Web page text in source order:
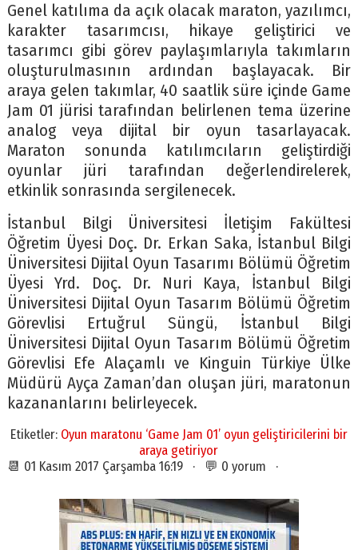
Genel katılıma da açık olacak maraton, yazılımcı,
karakter tasarımcısı, hikaye geliştirici ve
tasarımcı gibi görev paylaşımlarıyla takımların
oluşturulmasının ardından başlayacak. Bir
araya gelen takımlar, 40 saatlik süre içinde Game
Jam 01 jürisi tarafından belirlenen tema üzerine
analog veya dijital bir oyun tasarlayacak.
Maraton sonunda katılımcıların geliştirdiği
oyunlar jüri tarafından değerlendirelerek,
etkinlik sonrasında sergilenecek.
İstanbul Bilgi Üniversitesi İletişim Fakültesi
Öğretim Üyesi Doç. Dr. Erkan Saka, İstanbul Bilgi
Üniversitesi Dijital Oyun Tasarımı Bölümü Öğretim
Üyesi Yrd. Doç. Dr. Nuri Kaya, İstanbul Bilgi
Üniversitesi Dijital Oyun Tasarım Bölümü Öğretim
Görevlisi Ertuğrul Süngü, İstanbul Bilgi
Üniversitesi Dijital Oyun Tasarım Bölümü Öğretim
Görevlisi Efe Alaçamlı ve Kinguin Türkiye Ülke
Müdürü Ayça Zaman’dan oluşan jüri, maratonun
kazananlarını belirleyecek.
Etiketler: Oyun maratonu ‘Game Jam 01’ oyun geliştiricilerini bir
araya getiriyor
📆 01 Kasım 2017 Çarşamba 16:19 · 💬 0 yorum ·